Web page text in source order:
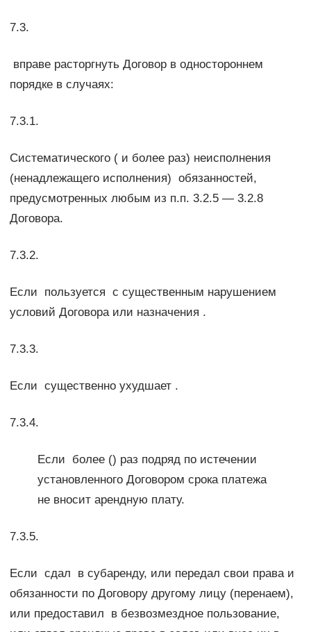
7.3.
вправе расторгнуть Договор в одностороннем
порядке в случаях:
7.3.1.
Систематического ( и более раз) неисполнения
(ненадлежащего исполнения) обязанностей,
предусмотренных любым из п.п. 3.2.5 — 3.2.8
Договора.
7.3.2.
Если пользуется с существенным нарушением
условий Договора или назначения .
7.3.3.
Если существенно ухудшает .
7.3.4.
Если более () раз подряд по истечении
установленного Договором срока платежа
не вносит арендную плату.
7.3.5.
Если сдал в субаренду, или передал свои права и
обязанности по Договору другому лицу (перенаем),
или предоставил в безвозмездное пользование,